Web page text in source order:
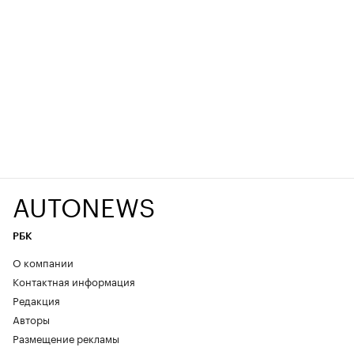
AUTONEWS
РБК
О компании
Контактная информация
Редакция
Авторы
Размещение рекламы